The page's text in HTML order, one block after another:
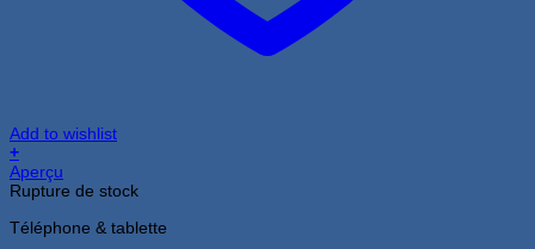
Add to wishlist
+
Aperçu
Rupture de stock
Téléphone & tablette